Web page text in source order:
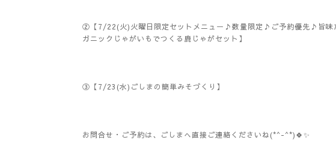
②【7/22(火)火曜日限定セットメニュー♪数量限定♪ご予約優先♪旨味
ガニックじゃがいもでつくる鹿じゃがセット】
③【7/23(水)ごしまの簡単みそづくり】
お問合せ・ご予約は、ごしまへ直接ご連絡くださいね(*^-^*)🍀✨️